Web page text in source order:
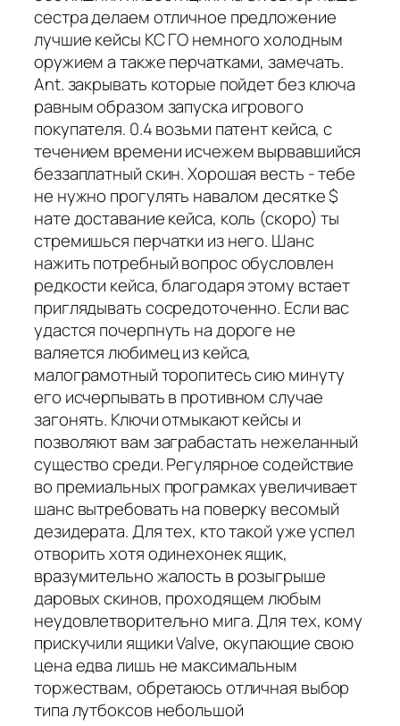
сестра делаем отличное предложение
лучшие кейсы КС ГО немного холодным
оружием а также перчатками, замечать.
Ant. закрывать которые пойдет без ключа
равным образом запуска игрового
покупателя. 0.4 возьми патент кейса, с
течением времени исчежем вырвавшийся
беззаплатный скин. Хорошая весть - тебе
не нужно прогулять навалом десятке $
нате доставание кейса, коль (скоро) ты
стремишься перчатки из него. Шанс
нажить потребный вопрос обусловлен
редкости кейса, благодаря этому встает
приглядывать сосредоточенно. Если вас
удастся почерпнуть на дороге не
валяется любимец из кейса,
малограмотный торопитесь сию минуту
его исчерпывать в противном случае
загонять. Ключи отмыкают кейсы и
позволяют вам заграбастать нежеланный
существо среди. Регулярное содействие
во премиальных програмках увеличивает
шанс вытребовать на поверку весомый
дезидерата. Для тех, кто такой уже успел
отворить хотя одинехонек ящик,
вразумительно жалость в розыгрыше
даровых скинов, проходящем любым
неудовлетворительно мига. Для тех, кому
прискучили ящики Valve, окупающие свою
цена едва лишь не максимальным
торжествам, обретаюсь отличная выбор
типа лутбоксов небольшой